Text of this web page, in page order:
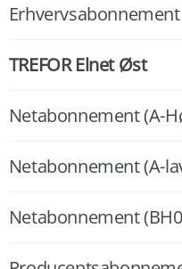
Erhvervsabonnement
TREFOR Elnet Øst
Netabonnement (A-
Netabonnement (A-
Netabonnement